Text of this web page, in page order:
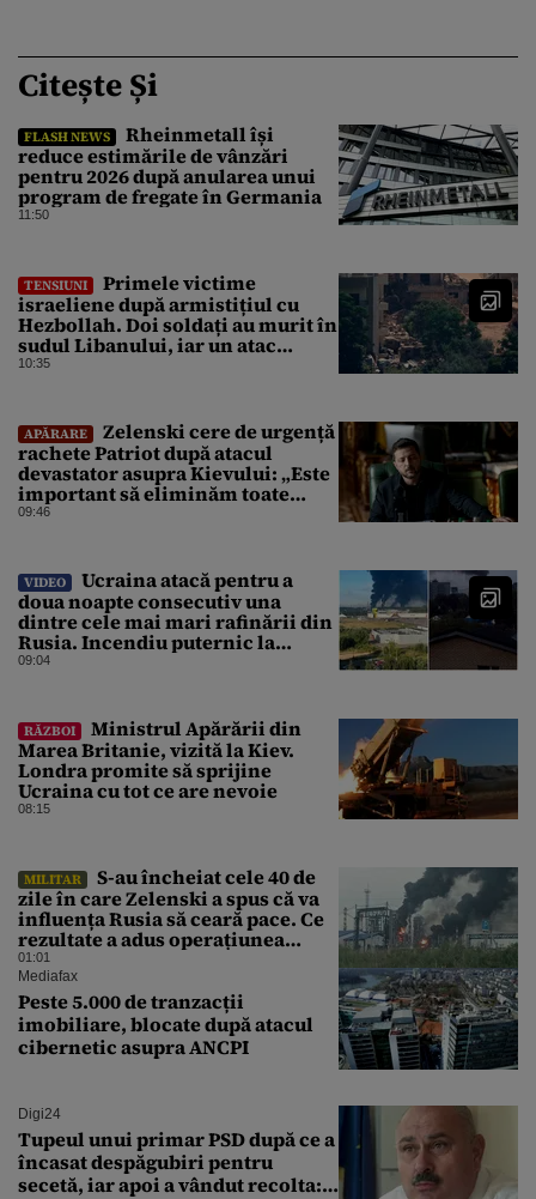
Citește Și
FLASH NEWS
Rheinmetall își
reduce estimările de vânzări
pentru 2026 după anularea unui
program de fregate în Germania
11:50
TENSIUNI
Primele victime
israeliene după armistițiul cu
Hezbollah. Doi soldați au murit în
sudul Libanului, iar un atac
aerian israelian a ucis un civil
10:35
APĂRARE
Zelenski cere de urgență
rachete Patriot după atacul
devastator asupra Kievului: „Este
important să eliminăm toate
birocrațiile”
09:46
VIDEO
Ucraina atacă pentru a
doua noapte consecutiv una
dintre cele mai mari rafinării din
Rusia. Incendiu puternic la
instalația din Iaroslavl
09:04
RĂZBOI
Ministrul Apărării din
Marea Britanie, vizită la Kiev.
Londra promite să sprijine
Ucraina cu tot ce are nevoie
08:15
MILITAR
S-au încheiat cele 40 de
zile în care Zelenski a spus că va
influența Rusia să ceară pace. Ce
rezultate a adus operațiunea
Kievului
01:01
Mediafax
Peste 5.000 de tranzacții
imobiliare, blocate după atacul
cibernetic asupra ANCPI
Digi24
Tupeul unui primar PSD după ce a
încasat despăgubiri pentru
secetă, iar apoi a vândut recolta: